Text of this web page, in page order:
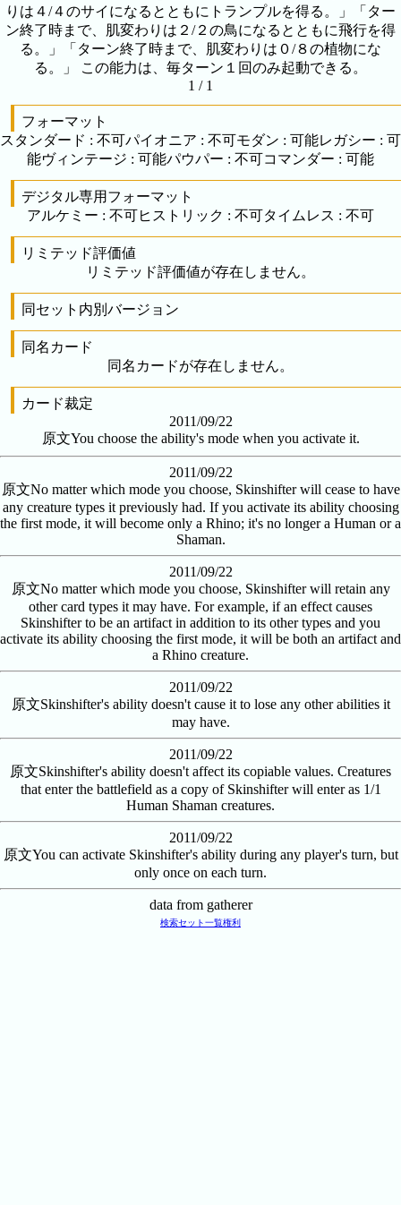
りは４/４のサイになるとともにトランプルを得る。」「ター
ン終了時まで、肌変わりは２/２の鳥になるとともに飛行を得
る。」「ターン終了時まで、肌変わりは０/８の植物にな
る。」 この能力は、毎ターン１回のみ起動できる。
1 / 1
フォーマット
スタンダード : 不可パイオニア : 不可モダン : 可能レガシー : 可
能ヴィンテージ : 可能パウパー : 不可コマンダー : 可能
デジタル専用フォーマット
アルケミー : 不可ヒストリック : 不可タイムレス : 不可
リミテッド評価値
リミテッド評価値が存在しません。
同セット内別バージョン
同名カード
同名カードが存在しません。
カード裁定
2011/09/22
原文You choose the ability's mode when you activate it.
2011/09/22
原文No matter which mode you choose, Skinshifter will cease to have
any creature types it previously had. If you activate its ability choosing
the first mode, it will become only a Rhino; it's no longer a Human or a
Shaman.
2011/09/22
原文No matter which mode you choose, Skinshifter will retain any
other card types it may have. For example, if an effect causes
Skinshifter to be an artifact in addition to its other types and you
activate its ability choosing the first mode, it will be both an artifact and
a Rhino creature.
2011/09/22
原文Skinshifter's ability doesn't cause it to lose any other abilities it
may have.
2011/09/22
原文Skinshifter's ability doesn't affect its copiable values. Creatures
that enter the battlefield as a copy of Skinshifter will enter as 1/1
Human Shaman creatures.
2011/09/22
原文You can activate Skinshifter's ability during any player's turn, but
only once on each turn.
data from gatherer
検索セット一覧権利